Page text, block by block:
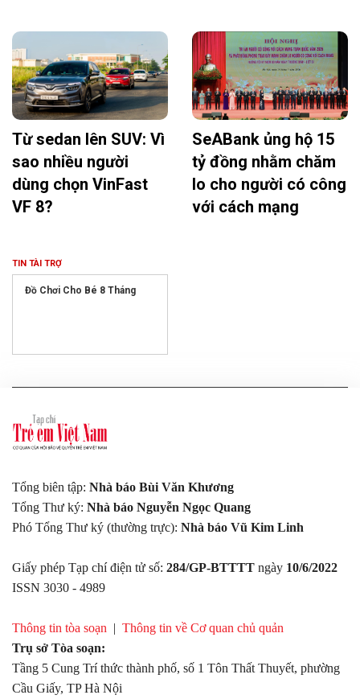
Từ sedan lên SUV: Vì
sao nhiều người
dùng chọn VinFast
VF 8?
SeABank ủng hộ 15
tỷ đồng nhằm chăm
lo cho người có công
với cách mạng
TIN TÀI TRỢ
Đồ Chơi Cho Bé 8 Tháng
Tổng biên tập: Nhà báo Bùi Văn Khương
Tổng Thư ký: Nhà báo Nguyễn Ngọc Quang
Phó Tổng Thư ký (thường trực): Nhà báo Vũ Kim Linh
Giấy phép Tạp chí điện tử số: 284/GP-BTTTT ngày 10/6/2022
ISSN 3030 - 4989
Thông tin tòa soạn | Thông tin về Cơ quan chủ quản
Trụ sở Tòa soạn:
Tầng 5 Cung Trí thức thành phố, số 1 Tôn Thất Thuyết, phường
Cầu Giấy, TP Hà Nội